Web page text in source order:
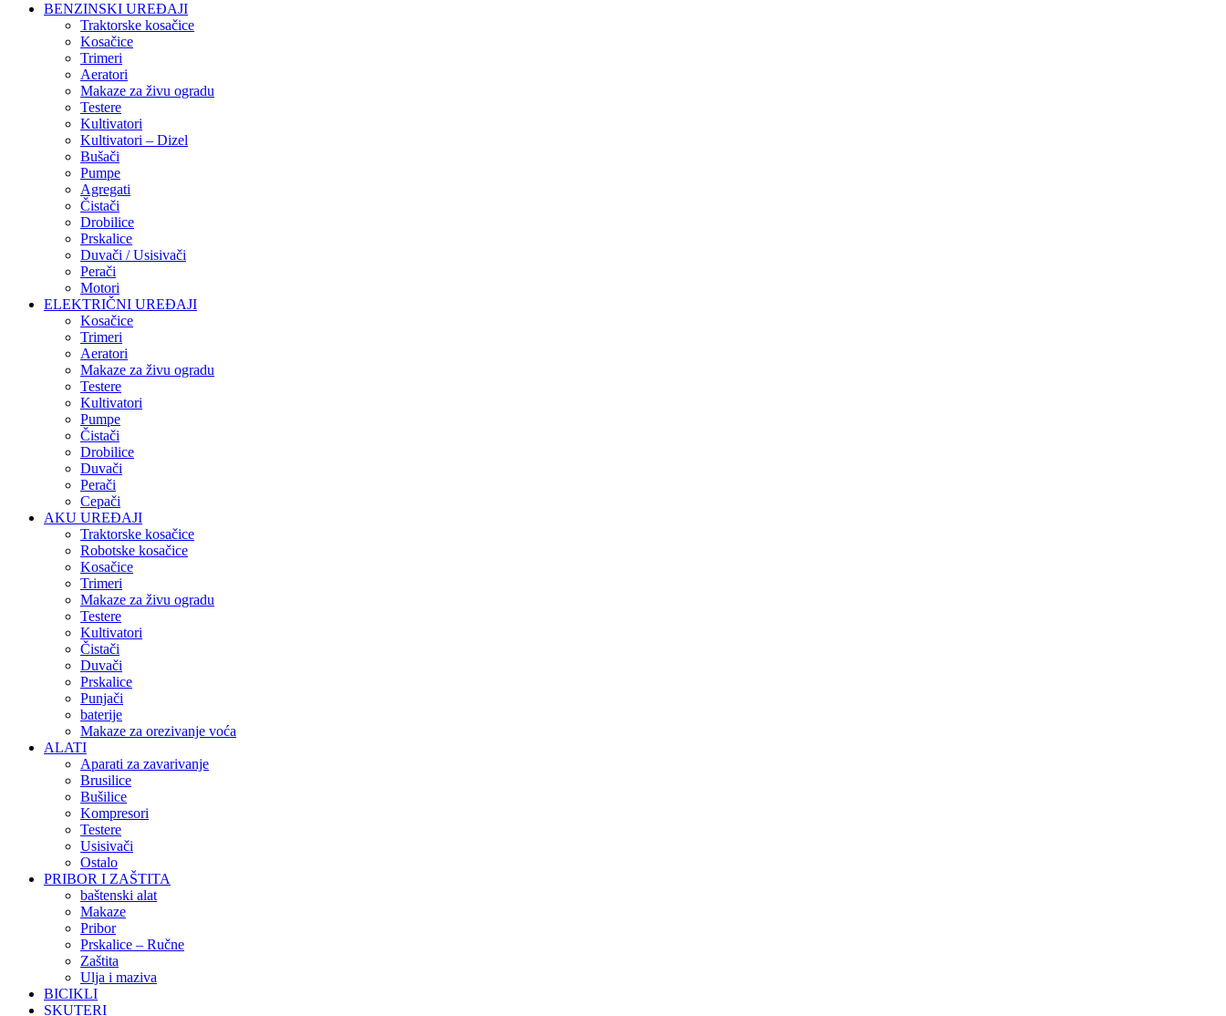
BENZINSKI UREĐAJI
Traktorske kosačice
Kosačice
Trimeri
Aeratori
Makaze za živu ogradu
Testere
Kultivatori
Kultivatori – Dizel
Bušači
Pumpe
Agregati
Čistači
Drobilice
Prskalice
Duvači / Usisivači
Perači
Motori
ELEKTRIČNI UREĐAJI
Kosačice
Trimeri
Aeratori
Makaze za živu ogradu
Testere
Kultivatori
Pumpe
Čistači
Drobilice
Duvači
Perači
Cepači
AKU UREĐAJI
Traktorske kosačice
Robotske kosačice
Kosačice
Trimeri
Makaze za živu ogradu
Testere
Kultivatori
Čistači
Duvači
Prskalice
Punjači
baterije
Makaze za orezivanje voća
ALATI
Aparati za zavarivanje
Brusilice
Bušilice
Kompresori
Testere
Usisivači
Ostalo
PRIBOR I ZAŠTITA
baštenski alat
Makaze
Pribor
Prskalice – Ručne
Zaštita
Ulja i maziva
BICIKLI
SKUTERI